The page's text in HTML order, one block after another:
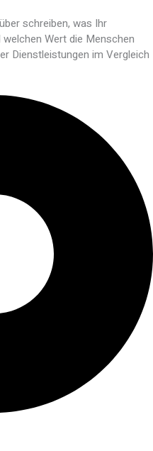
schreiben, was Ihr
Wert die Menschen
Dienstleistungen im Vergleich